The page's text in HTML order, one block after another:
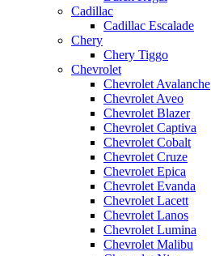
Cadillac
Cadillac Escalade
Chery
Chery Tiggo
Chevrolet
Chevrolet Avalanche
Chevrolet Aveo
Chevrolet Blazer
Chevrolet Captiva
Chevrolet Cobalt
Chevrolet Cruze
Chevrolet Epica
Chevrolet Evanda
Chevrolet Lacett
Chevrolet Lanos
Chevrolet Lumina
Chevrolet Malibu